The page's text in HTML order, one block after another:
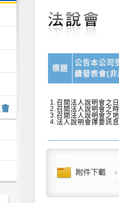
標題
公告本公司
績發表會(
影片)
1.召開法人說明會之
2.召開法人說明會之
3.召開法人說明會之
4.法人說明會擇要訊